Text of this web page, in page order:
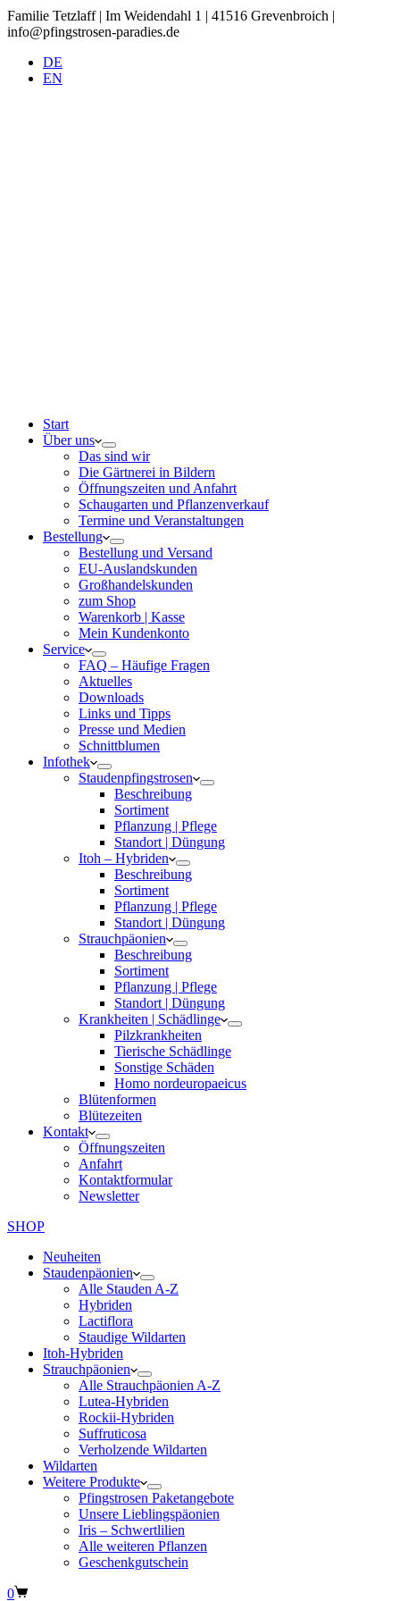
Familie Tetzlaff | Im Weidendahl 1 | 41516 Grevenbroich |
info@pfingstrosen-paradies.de
DE
EN
Start
Über uns
Das sind wir
Die Gärtnerei in Bildern
Öffnungszeiten und Anfahrt
Schaugarten und Pflanzenverkauf
Termine und Veranstaltungen
Bestellung
Bestellung und Versand
EU-Auslandskunden
Großhandelskunden
zum Shop
Warenkorb | Kasse
Mein Kundenkonto
Service
FAQ – Häufige Fragen
Aktuelles
Downloads
Links und Tipps
Presse und Medien
Schnittblumen
Infothek
Staudenpfingstrosen
Beschreibung
Sortiment
Pflanzung | Pflege
Standort | Düngung
Itoh – Hybriden
Beschreibung
Sortiment
Pflanzung | Pflege
Standort | Düngung
Strauchpäonien
Beschreibung
Sortiment
Pflanzung | Pflege
Standort | Düngung
Krankheiten | Schädlinge
Pilzkrankheiten
Tierische Schädlinge
Sonstige Schäden
Homo nordeuropaeicus
Blütenformen
Blütezeiten
Kontakt
Öffnungszeiten
Anfahrt
Kontaktformular
Newsletter
SHOP
Neuheiten
Staudenpäonien
Alle Stauden A-Z
Hybriden
Lactiflora
Staudige Wildarten
Itoh-Hybriden
Strauchpäonien
Alle Strauchpäonien A-Z
Lutea-Hybriden
Rockii-Hybriden
Suffruticosa
Verholzende Wildarten
Wildarten
Weitere Produkte
Pfingstrosen Paketangebote
Unsere Lieblingspäonien
Iris – Schwertlilien
Alle weiteren Pflanzen
Geschenkgutschein
Warenkorb
0